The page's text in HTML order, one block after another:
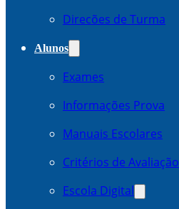
Direcões de Turma
Alunos
Exames
Informações Prova
Manuais Escolares
Critérios de Avaliação
Escola Digital